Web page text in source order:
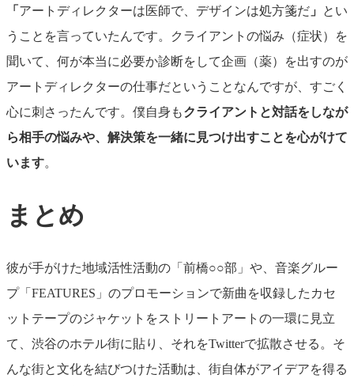
「 アートディレクターは医師で、デザインは処方箋だ 」
とい
うことを言っていたんです。クライアントの悩み（症状）を
聞いて、何が本当に必要か診断をして企画（薬）を出すのが
アートディレクターの仕事だということなんですが、すごく
心に刺さったんです。僕自身もクライアントと対話をしなが
ら相手の悩みや、解決策を一緒に見つけ出すことを心がけて
います。
まとめ
彼が手がけた地域活性活動の「前橋○○部」や、音楽グルー
プ「FEATURES」のプロモーションで新曲を収録したカセ
ットテープのジャケットをストリートアートの一環に見立
て、渋谷のホテル街に貼り、それをTwitterで拡散させる。そ
んな街と文化を結びつけた活動は、街自体がアイデアを得る